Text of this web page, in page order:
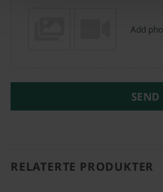
Add
RELATERTE PRODUKTER